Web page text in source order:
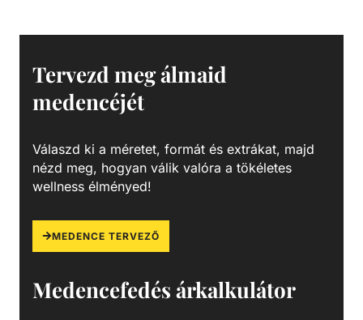
Tervezd meg álmaid
medencéjét
Válaszd ki a méretet, formát és extrákat, majd
nézd meg, hogyan válik valóra a tökéletes
wellness élményed!
MEDENCE TERVEZŐ
Medencefedés árkalkulátor